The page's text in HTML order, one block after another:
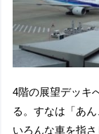
4階の展望デッキ
る。すなは「あ
いろんな車を指